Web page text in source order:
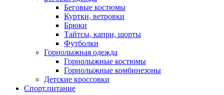
Беговые костюмы
Куртки, ветровки
Брюки
Тайтсы, капри, шорты
Футболки
Горнолыжная одежда
Горнолыжные костюмы
Горнолыжные комбинезоны
Детские кроссовки
Спорт.питание